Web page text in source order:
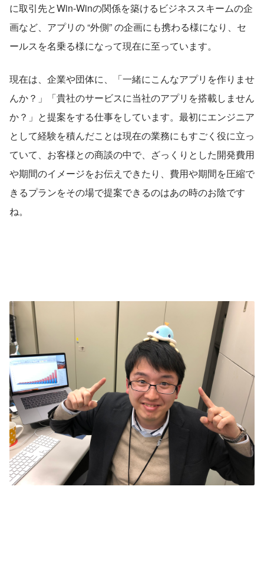
に取引先とWin-Winの関係を築けるビジネススキームの企
画など、アプリの “外側” の企画にも携わる様になり、セ
ールスを名乗る様になって現在に至っています。
現在は、企業や団体に、「一緒にこんなアプリを作りませ
んか？」「貴社のサービスに当社のアプリを搭載しません
か？」と提案をする仕事をしています。最初にエンジニア
として経験を積んだことは現在の業務にもすごく役に立っ
ていて、お客様との商談の中で、ざっくりとした開発費用
や期間のイメージをお伝えできたり、費用や期間を圧縮で
きるプランをその場で提案できるのはあの時のお陰です
ね。